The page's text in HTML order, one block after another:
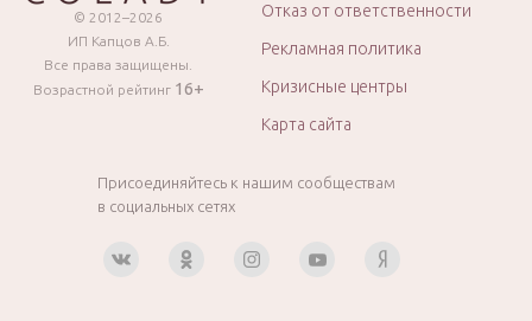
© 2012–2026
ИП Капцов А.Б.
Все права защищены.
Возрастной рейтинг 16+
Отказ от ответственности
Рекламная политика
Кризисные центры
Карта сайта
Присоединяйтесь к нашим сообществам
в социальных сетях